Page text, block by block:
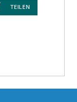
TEILEN